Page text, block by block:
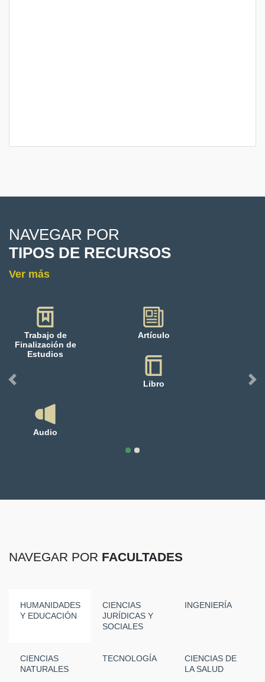
NAVEGAR POR
TIPOS DE RECURSOS
Ver más
Trabajo de
Finalización de
Estudios
Artículo
Libro
Audio
Previous
NAVEGAR POR FACULTADES
HUMANIDADES
Y EDUCACIÓN
CIENCIAS
JURÍDICAS Y
SOCIALES
INGENIERÍA
CIENCIAS
NATURALES
TECNOLOGÍA
CIENCIAS DE
LA SALUD